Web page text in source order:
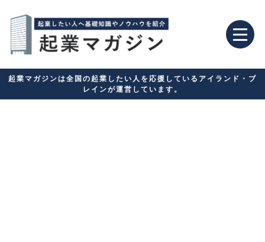
起業マガジンは全国の起業したい人を応援しているアイランド・ブ
レインが運営しています。